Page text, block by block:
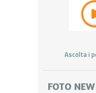
Ascolta i
FOTO